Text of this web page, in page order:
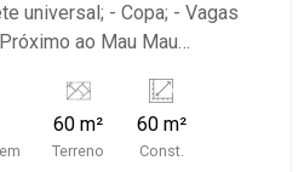
universal; - Copa; - Vagas
em venda, compra
casa na Ribeirão
e Vivemos Ribeirão: -
60 m²
Terreno
60 m²
Const.